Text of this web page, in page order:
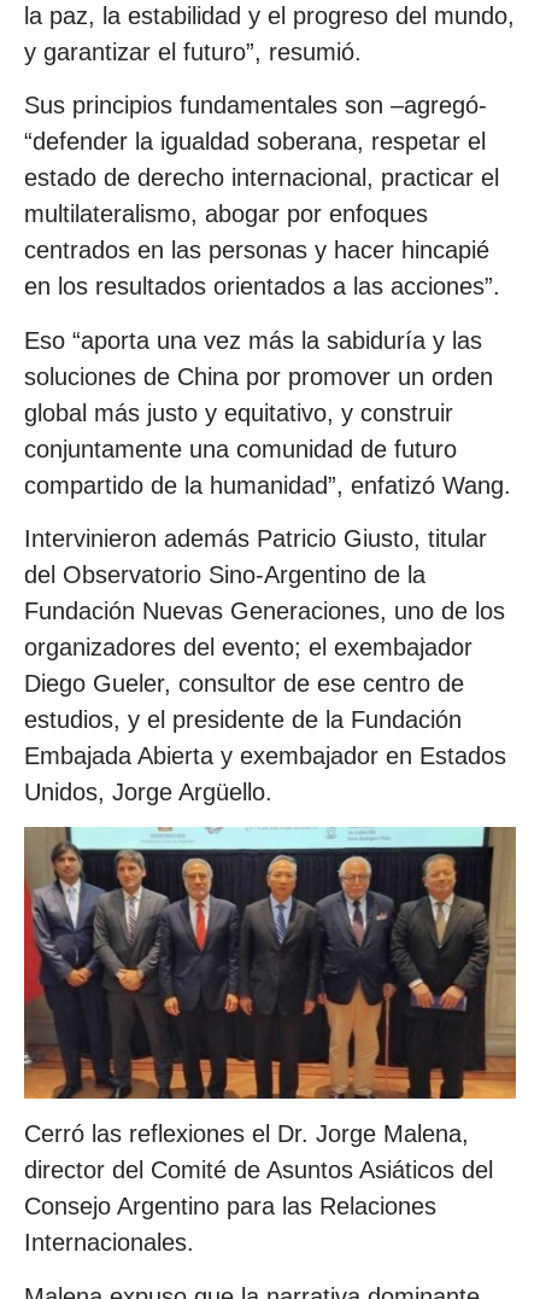
la paz, la estabilidad y el progreso del mundo,
y garantizar el futuro”, resumió.
Sus principios fundamentales son –agregó-
“defender la igualdad soberana, respetar el
estado de derecho internacional, practicar el
multilateralismo, abogar por enfoques
centrados en las personas y hacer hincapié
en los resultados orientados a las acciones”.
Eso “aporta una vez más la sabiduría y las
soluciones de China por promover un orden
global más justo y equitativo, y construir
conjuntamente una comunidad de futuro
compartido de la humanidad”, enfatizó Wang.
Intervinieron además Patricio Giusto, titular
del Observatorio Sino-Argentino de la
Fundación Nuevas Generaciones, uno de los
organizadores del evento; el exembajador
Diego Gueler, consultor de ese centro de
estudios, y el presidente de la Fundación
Embajada Abierta y exembajador en Estados
Unidos, Jorge Argüello.
Cerró las reflexiones el Dr. Jorge Malena,
director del Comité de Asuntos Asiáticos del
Consejo Argentino para las Relaciones
Internacionales.